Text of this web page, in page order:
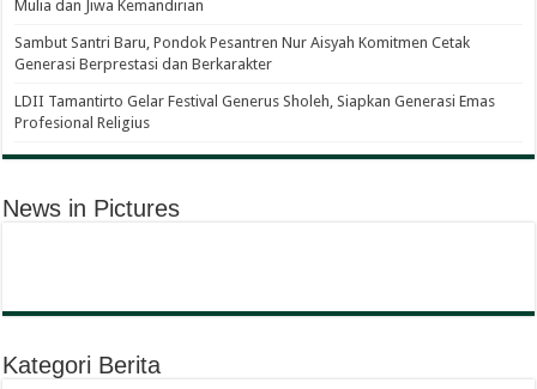
Mulia dan Jiwa Kemandirian
Sambut Santri Baru, Pondok Pesantren Nur Aisyah Komitmen Cetak
Generasi Berprestasi dan Berkarakter
LDII Tamantirto Gelar Festival Generus Sholeh, Siapkan Generasi Emas
Profesional Religius
News in Pictures
Kategori Berita